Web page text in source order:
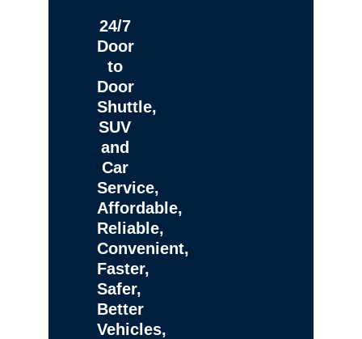
24/7
Door
to
Door
Shuttle,
SUV
and
Car
Service,
Affordable,
Reliable,
Convenient,
Faster,
Safer,
Better
Vehicles,